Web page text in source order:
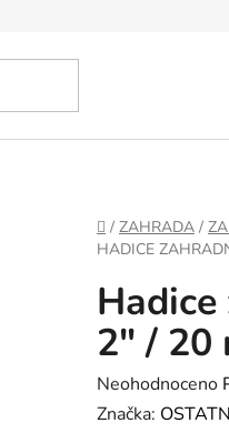
DOMŮ
/ ZAHRADA /
HADICE
2" / 20
Průměrné
hodnocení
Neohodnoceno
Značka: